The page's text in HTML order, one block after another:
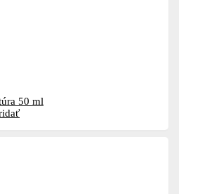
50 ml